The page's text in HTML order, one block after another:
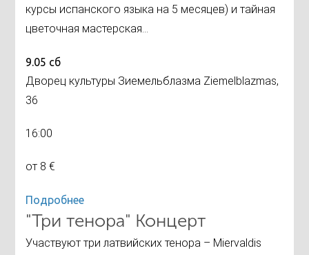
курсы испанского языка на 5 месяцев) и тайная
цветочная мастерская...
9.05 сб
Дворец культуры Зиемельблазма Ziemelblazmas,
36
16:00
от 8 €
Подробнее
"Три тенора" Концерт
Участвуют три латвийских тенора – Miervaldis